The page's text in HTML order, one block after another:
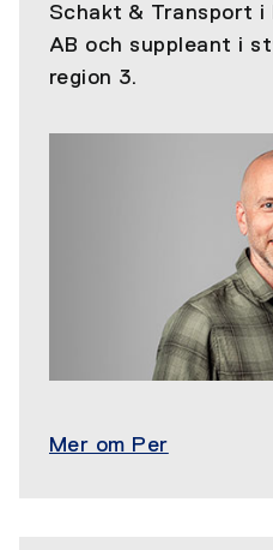
Schakt & Transport i
AB och suppleant i
region 3.
Mer om Per